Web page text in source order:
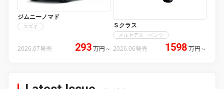
ジムニーノマド
スズキ
2026.07発売 293 万円 ～
Ｓクラス
メルセデス・ベンツ
2026.06発売 1598 万円 ～